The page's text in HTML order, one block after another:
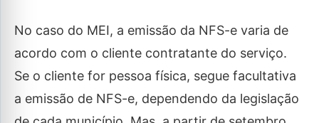
No caso do MEI, a emissão da NFS-e varia de
acordo com o cliente contratante do serviço.
Se o cliente for pessoa física, segue facultativa
a emissão de NFS-e, dependendo da legislação